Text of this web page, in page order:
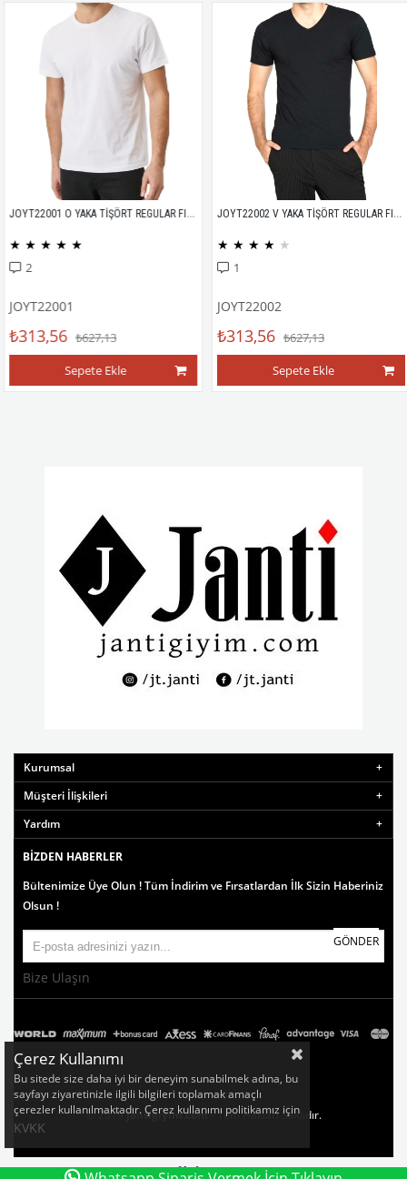
JOYT22001 O YAKA TİŞÖRT REGULAR FIT %100 PAMUK COMPACK PENYE
★ ★ ★ ★ ★
2
JOYT22001
₺313,56
₺627,13
Sepete Ekle
JOYT22002 V YAKA TİŞÖRT REGULAR FIT %100 PAMUK COMPACK PENYE
★ ★ ★ ★ ★
1
JOYT22002
₺313,56
₺627,13
Sepete Ekle
Kurumsal
Müşteri İlişkileri
Yardım
BIZDEN HABERLER
Bültenimize Üye Olun ! Tüm İndirim ve Fırsatlardan İlk Sizin Haberiniz
Olsun !
GÖNDER
Bize Ulaşın
© 2019jantigiyim.com- Tüm Hakları Saklıdır.
Çerez Kullanımı
Bu sitede size daha iyi bir deneyim sunabilmek adına, bu
sayfayı ziyaretinizle ilgili bilgileri toplamak amaçlı
çerezler kullanılmaktadır. Çerez kullanımı politikamız için
KVKK